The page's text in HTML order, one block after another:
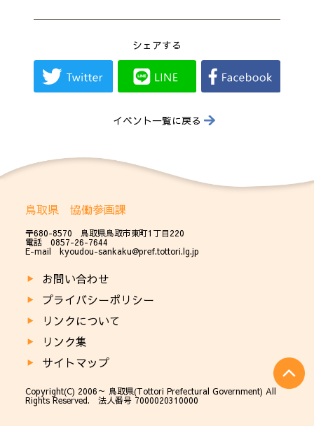
シェアする
イベント一覧に戻る
鳥取県 協働参画課
〒680-8570 鳥取県鳥取市東町1丁目220
電話 0857-26-7644
E-mail kyoudou-sankaku@pref.tottori.lg.jp
お問い合わせ
プライバシーポリシー
リンクについて
リンク集
サイトマップ
Copyright(C) 2006～ 鳥取県(Tottori Prefectural Government) All
Rights Reserved. 法人番号 7000020310000